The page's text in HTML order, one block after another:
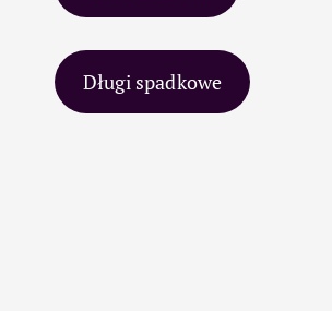
Długi spadkowe